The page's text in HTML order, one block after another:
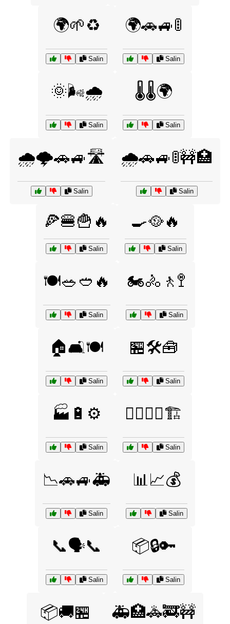
🌍🌱♻️
Salin
🌍🚗🚙🚦
Salin
🌞🌬️🌧️
Salin
🌡️🌡️🌍
Salin
🌧️🌩️🚗🚙🛣️
Salin
🌧️🚗🚙🚦🚧🏥
Salin
🍕🍔🍟🔥
Salin
🍳🥘🔥
Salin
🍽️🥗🥙🔥
Salin
🏍️🚴🚶🚏
Salin
🏠🛋️🍽️
Salin
🏪🛠️🧰
Salin
🏭🔋⚙️
Salin
👷‍♂️👷‍♀️🏗️
Salin
📉🚗🚙🚑
Salin
📊📈💰
Salin
📞🗣️📞
Salin
📦🔒🔑
Salin
📦🚚🏪 🚑🏥🚓🚒🚧